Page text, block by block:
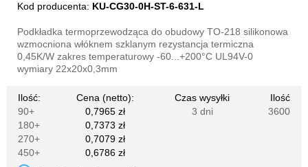
Kod producenta: KU-CG30-0H-ST-6-631-L
Podkładka termoprzewodząca do obudowy TO-218 silikonowa
wzmocniona włóknem szklanym rezystancja termiczna
0,45K/W zakres temperaturowy -60...+200°C UL94V-0
wymiary 22x20x0,3mm
Ilość:
Cena (netto):
90+
0,7965 zł
180+
0,7373 zł
270+
0,7079 zł
450+
0,6786 zł
Czas wysyłki
Ilość
3 dni
3600